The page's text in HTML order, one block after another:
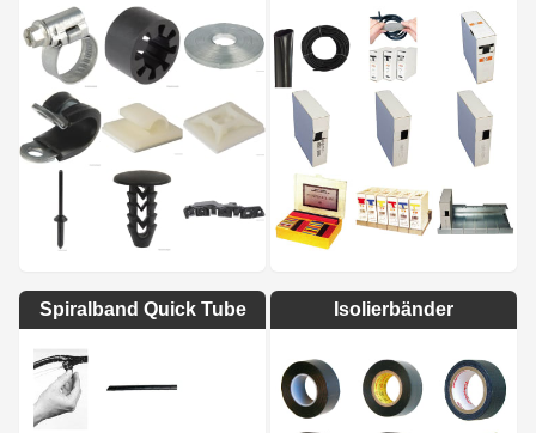
Spiralband Quick Tube Isolierbänder